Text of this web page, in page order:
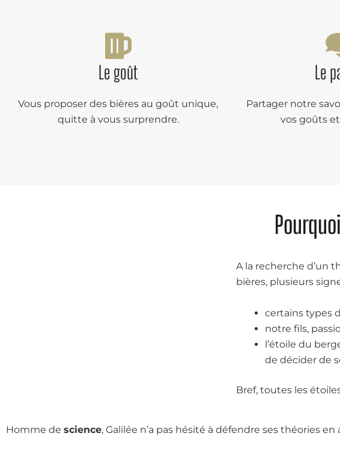
Le goût
Vous proposer des bières au goût unique,
quitte à vous surprendre.
Le
Partager notre
vos goûts
A la recherche d’un
bières, plusieurs
certains types
notre fils,
l’étoile du
de décider de
Bref, toutes les
Homme de science, Galilée n’a pas hésité à défendre ses théories en